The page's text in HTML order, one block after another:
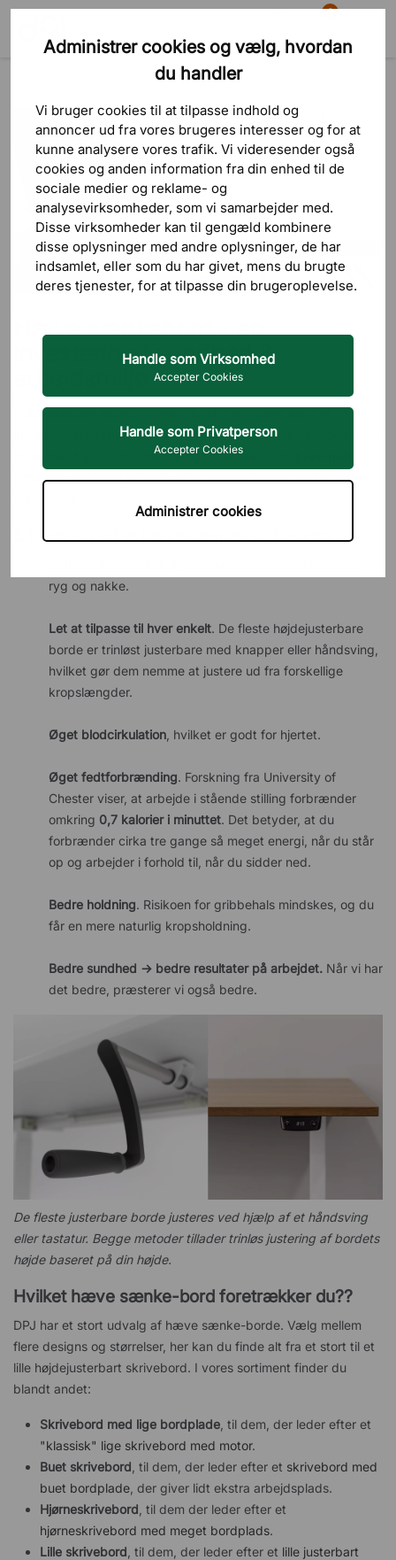
Administrer cookies og vælg, hvordan
du handler
Vi bruger cookies til at tilpasse indhold og
annoncer ud fra vores brugeres interesser og for at
kunne analysere vores trafik. Vi videresender også
cookies og anden information fra din enhed til de
sociale medier og reklame- og
analysevirksomheder, som vi samarbejder med.
Disse virksomheder kan til gengæld kombinere
disse oplysninger med andre oplysninger, de har
indsamlet, eller som du har givet, mens du brugte
deres tjenester, for at tilpasse din brugeroplevelse.
Handle som Virksomhed
Accepter Cookies
Handle som Privatperson
Accepter Cookies
Administrer cookies
Søg
0
Indkøbskurv
Hæve sænkebord - en
investering i sundhed &
Stillesiddende arbejde er ikke sundt i længden. Med et
justerbart skrivebord på kontoret får du de rette betingelser for
at skabe et godt arbejdsmiljø og forbedre medarbejdernes
sundhed. Her lister vi nogle af de mange fordele ved ethæve
6 fordele ved et hæve sænke-skrivebord
ryg og nakke.
Let at tilpasse til hver enkelt. De fleste højdejusterbare
borde er trinløst justerbare med knapper eller håndsving,
hvilket gør dem nemme at justere ud fra forskellige
kropslængder.
Øget blodcirkulation , hvilket er godt for hjertet.
Øget fedtforbrænding. Forskning fra University of
Chester viser, at arbejde i stående stilling forbrænder
omkring 0,7 kalorier i minuttet. Det betyder, at du
forbrænder cirka tre gange så meget energi, når du står
op og arbejder i forhold til, når du sidder ned.
Bedre holdning. Risikoen for gribbehals mindskes, og du
får en mere naturlig kropsholdning.
Bedre sundhed → bedre resultater på arbejdet. Når vi har
det bedre, præsterer vi også bedre.
De fleste justerbare borde justeres ved hjælp af et håndsving
eller tastatur. Begge metoder tillader trinløs justering af bordets
højde baseret på din højde.
Hvilket hæve sænke-bord foretrækker du??
DPJ har et stort udvalg af hæve sænke-borde. Vælg mellem
flere designs og størrelser, her kan du finde alt fra et stort til et
lille højdejusterbart skrivebord. I vores sortiment finder du
blandt andet:
Skrivebord med lige bordplade , til dem, der leder efter et
"klassisk" lige skrivebord med motor.
Buet skrivebord , til dem, der leder efter et skrivebord med
buet bordplade , der giver lidt ekstra arbejdsplads.
Hjørneskrivebord , til dem der leder efter et
hjørneskrivebord med meget bordplads.
Lille skrivebord , til dem, der leder efter et lille justerbart